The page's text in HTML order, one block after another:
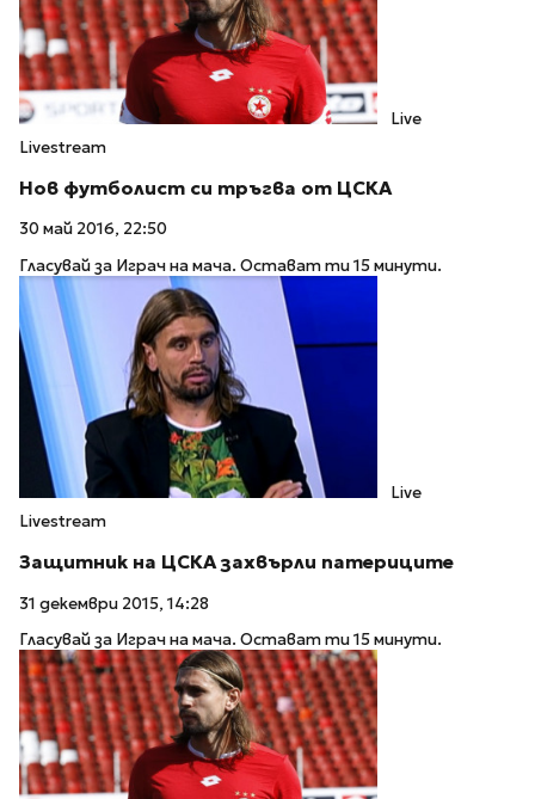
Live
Livestream
Нов футболист си тръгва от ЦСКА
30 май 2016, 22:50
Гласувай за Играч на мача. Остават ти 15 минути.
Live
Livestream
Защитник на ЦСКА захвърли патериците
31 декември 2015, 14:28
Гласувай за Играч на мача. Остават ти 15 минути.